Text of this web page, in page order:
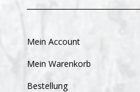
Mein Account
Mein Warenkorb
Bestellung